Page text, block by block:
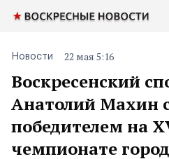
Воскресенский
Анатолий Махин
победителем на
чемпионате
Новости 22 мая 5:16